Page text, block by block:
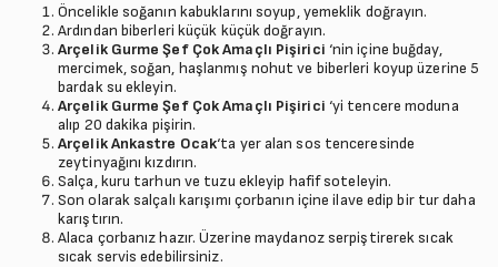
Öncelikle soğanın kabuklarını soyup, yemeklik doğrayın.
Ardından biberleri küçük küçük doğrayın.
Arçelik Gurme Şef Çok Amaçlı Pişirici ‘nin içine buğday,
mercimek, soğan, haşlanmış nohut ve biberleri koyup üzerine 5
bardak su ekleyin.
Arçelik Gurme Şef Çok Amaçlı Pişirici ‘yi tencere moduna
alıp 20 dakika pişirin.
Arçelik Ankastre Ocak‘ta yer alan sos tenceresinde
zeytinyağını kızdırın.
Salça, kuru tarhun ve tuzu ekleyip hafif soteleyin.
Son olarak salçalı karışımı çorbanın içine ilave edip bir tur daha
karıştırın.
Alaca çorbanız hazır. Üzerine maydanoz serpiştirerek sıcak
sıcak servis edebilirsiniz.